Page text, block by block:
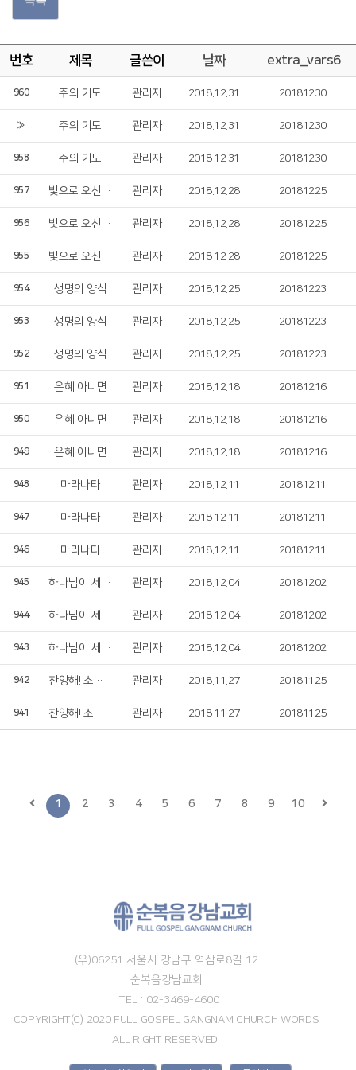
번호 제목 글쓴이 날짜 extra_vars6
960 주의 기도 관리자 2018.12.31 20181230
» 주의 기도 관리자 2018.12.31 20181230
958 주의 기도 관리자 2018.12.31 20181230
957 빛으로 오신 주 관리자 2018.12.28 20181225
956 빛으로 오신 주 관리자 2018.12.28 20181225
955 빛으로 오신 주 관리자 2018.12.28 20181225
954 생명의 양식 관리자 2018.12.25 20181223
953 생명의 양식 관리자 2018.12.25 20181223
952 생명의 양식 관리자 2018.12.25 20181223
951 은혜 아니면 관리자 2018.12.18 20181216
950 은혜 아니면 관리자 2018.12.18 20181216
949 은혜 아니면 관리자 2018.12.18 20181216
948 마라나타 관리자 2018.12.11 20181211
947 마라나타 관리자 2018.12.11 20181211
946 마라나타 관리자 2018.12.11 20181211
945 하나님이 세상을 사랑하심 관리자 2018.12.04 20181202
944 하나님이 세상을 사랑하심 관리자 2018.12.04 20181202
943 하나님이 세상을 사랑하심 관리자 2018.12.04 20181202
942 찬양해! 소리쳐! 관리자 2018.11.27 20181125
941 찬양해! 소리쳐! 관리자 2018.11.27 20181125
1 2 3 4 5 6 7 8 9 10
(우)06251 서울시 강남구 역삼로8길 12
순복음강남교회
TEL : 02-3469-4600
COPYRIGHT(C) 2020 FULL GOSPEL GANGNAM CHURCH WORDS
ALL RIGHT RESERVED.